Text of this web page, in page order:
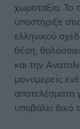
χωροταξία. Το
υποστήριξε
ελληνικού
θέση,
και την
μονομερείς
αποτελέσματα
υποβάλει δικό